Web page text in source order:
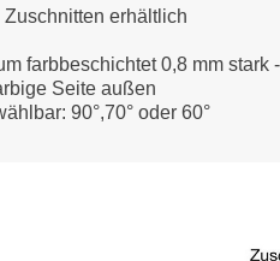
erhältlich
farbbeschichtet 0,8 mm
Seite außen
90°,70° oder 60°